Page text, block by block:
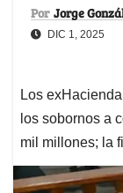
Por Jorge
DIC 1, 2025
Los
los sobornos a
mil millones; la